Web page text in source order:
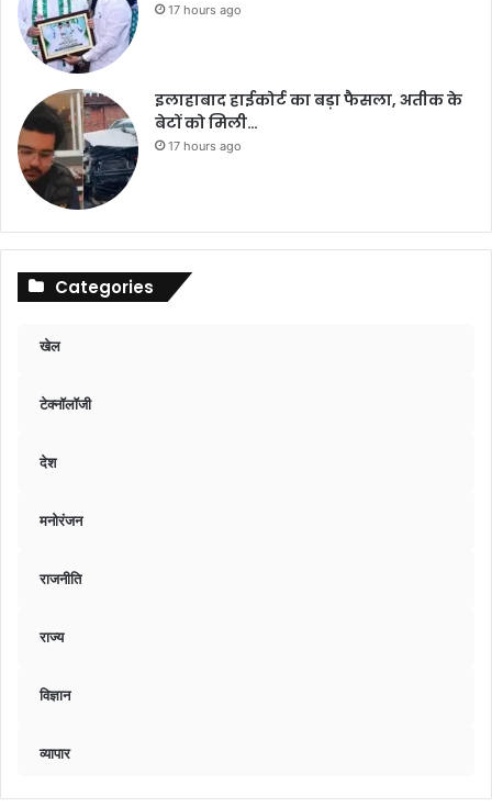
17 hours ago
इलाहाबाद हाईकोर्ट का बड़ा फैसला, अतीक के
बेटों को मिली…
17 hours ago
Categories
खेल
टेक्नॉलॉजी
देश
मनोरंजन
राजनीति
राज्य
विज्ञान
व्यापार